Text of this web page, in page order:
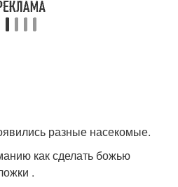
разные насекомые.
как сделать божью
.